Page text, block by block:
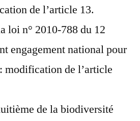
de l’article 13.
loi n° 2010-788 du 12
engagement national pour
modification de l’article
de la biodiversité